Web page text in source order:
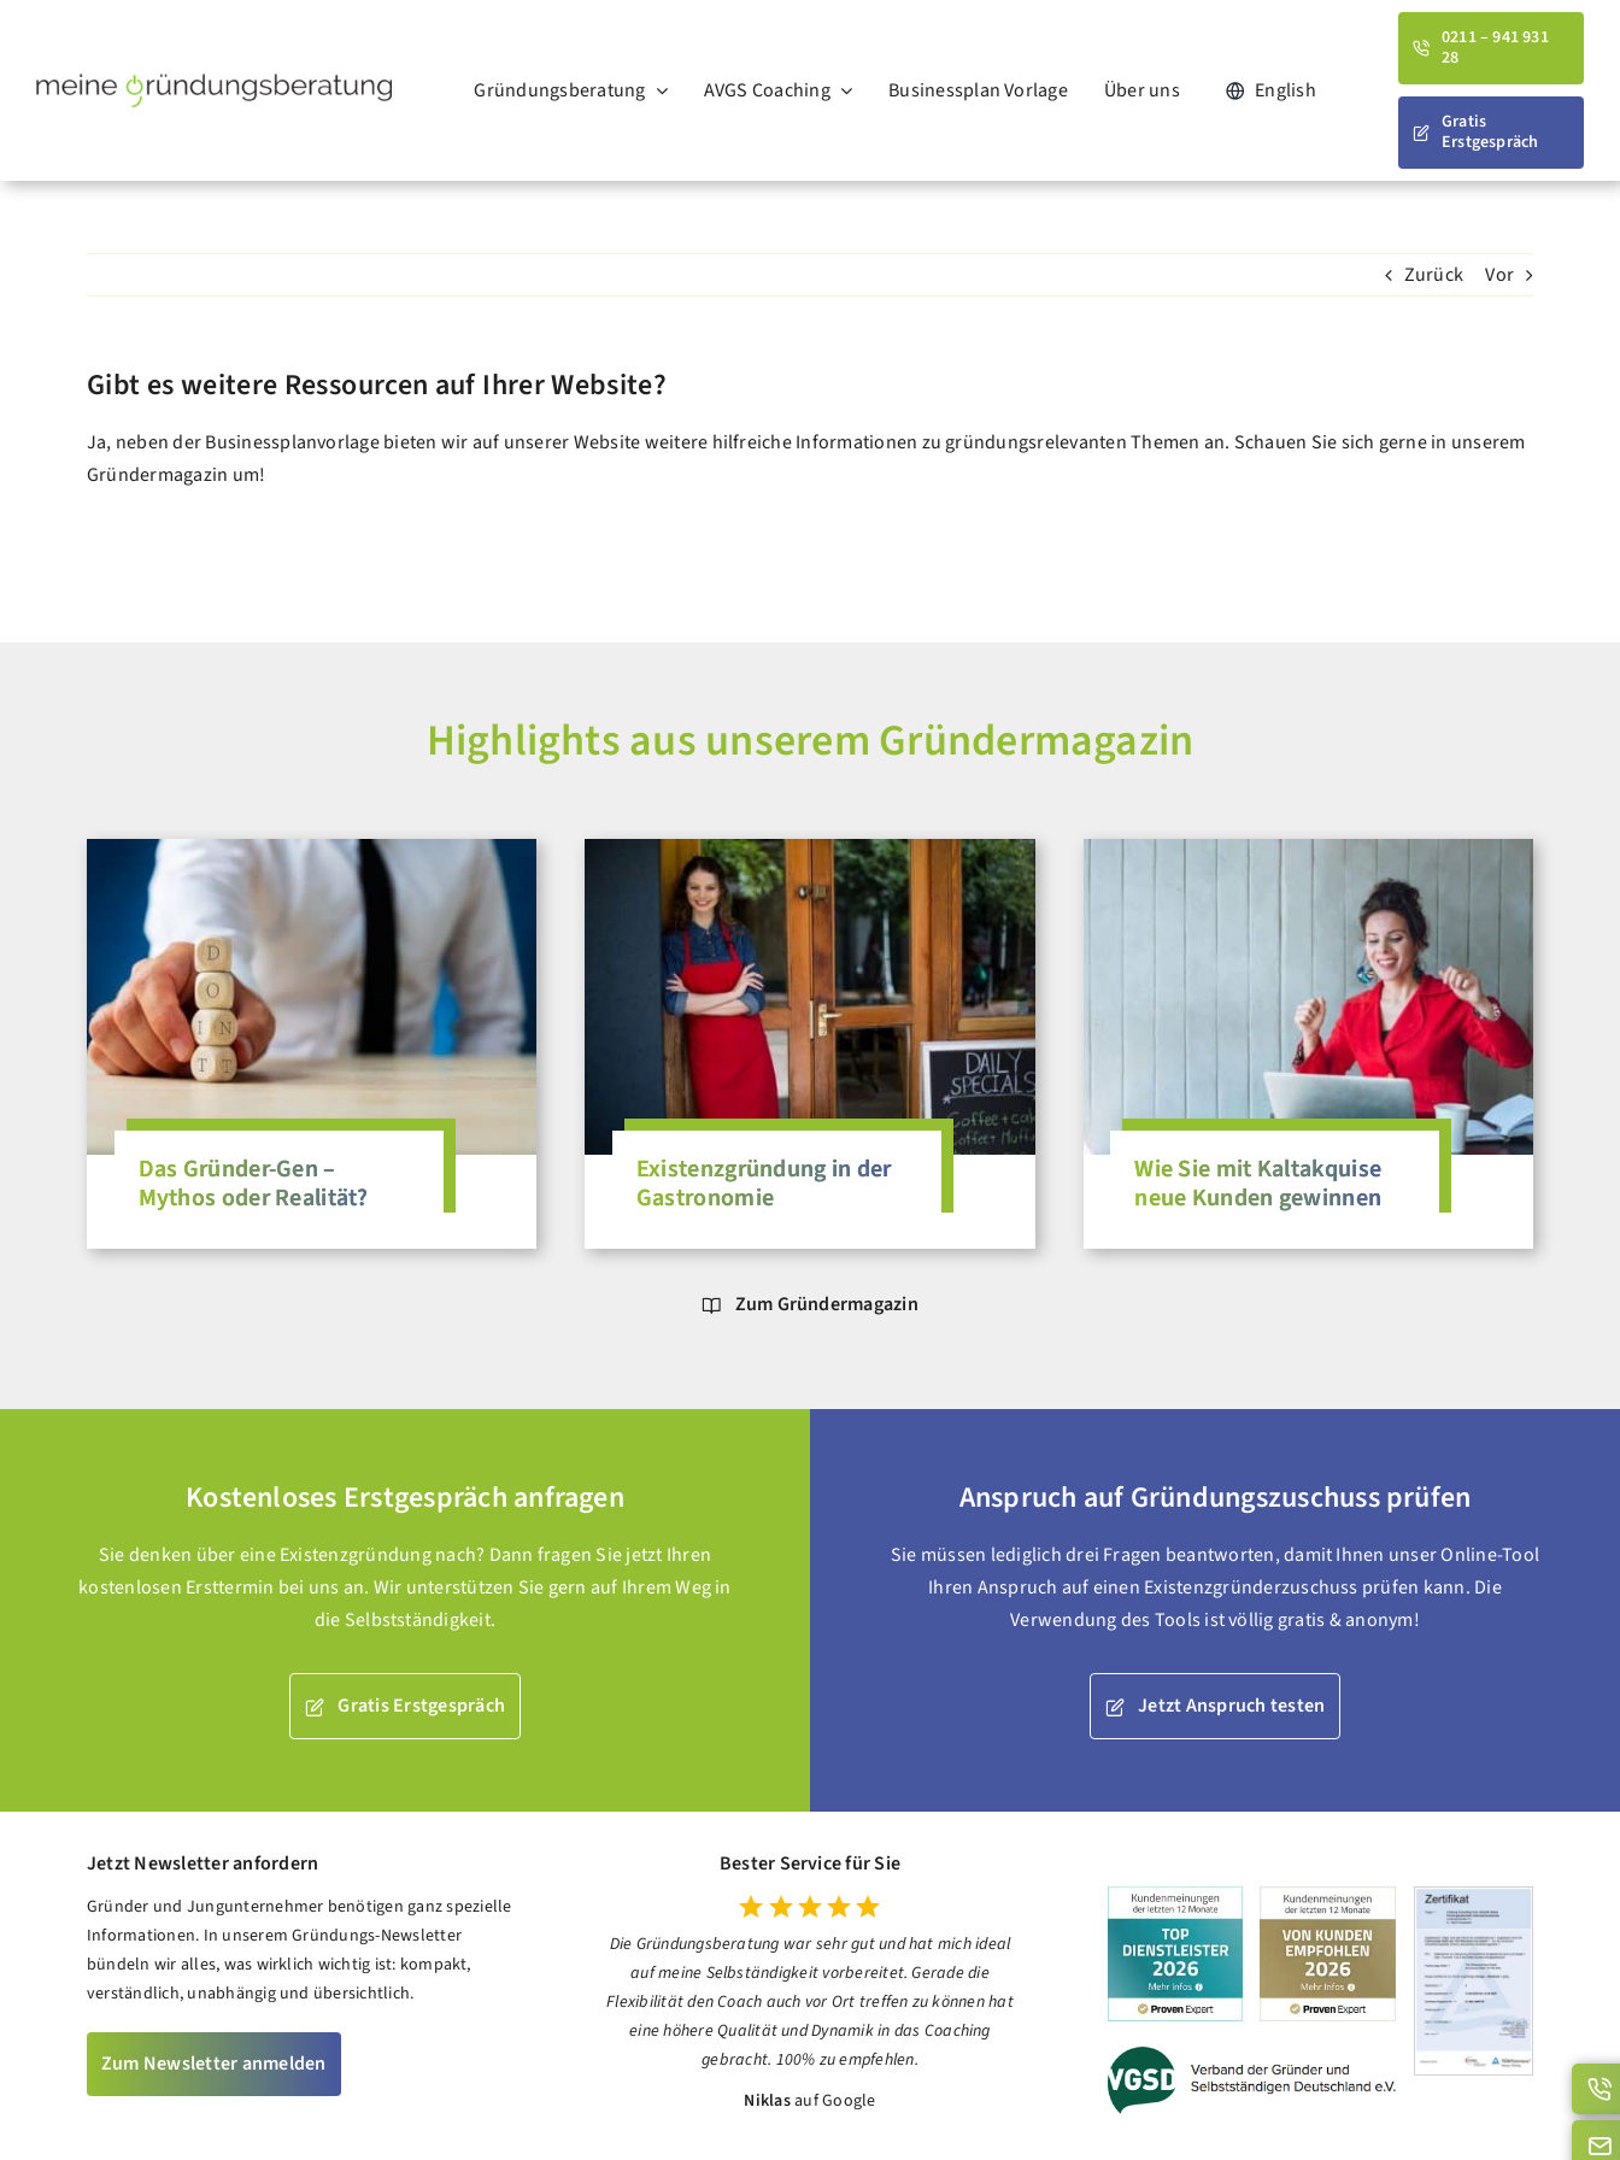
content
Gründungsberatung AVGS Coaching Businessplan Vorlage Über uns English
0211 – 941 931
28
Gratis
Erstgespräch
Zurück Vor
Gibt es weitere Ressourcen auf Ihrer Website?
Ja, neben der Businessplanvorlage bieten wir auf unserer Website weitere hilfreiche Informationen zu gründungsrelevanten Themen an. Schauen Sie sich gerne in unserem
Gründermagazin um!
Highlights aus unserem Gründermagazin
Das Gründer-Gen –
Mythos oder Realität?
Existenzgründung in der
Gastronomie
Wie Sie mit Kaltakquise
neue Kunden gewinnen
Zum Gründermagazin
Kostenloses Erstgespräch anfragen
Sie denken über eine Existenzgründung nach? Dann fragen Sie jetzt Ihren
kostenlosen Ersttermin bei uns an. Wir unterstützen Sie gern auf Ihrem Weg in
die Selbstständigkeit.
Gratis Erstgespräch
Anspruch auf Gründungszuschuss prüfen
Sie müssen lediglich drei Fragen beantworten, damit Ihnen unser Online-Tool
Ihren Anspruch auf einen Existenzgründerzuschuss prüfen kann. Die
Verwendung des Tools ist völlig gratis & anonym!
Jetzt Anspruch testen
Jetzt Newsletter anfordern
Gründer und Jungunternehmer benötigen ganz spezielle
Informationen. In unserem Gründungs-Newsletter
bündeln wir alles, was wirklich wichtig ist: kompakt,
verständlich, unabhängig und übersichtlich.
Zum Newsletter anmelden
Bester Service für Sie
Die Gründungsberatung war sehr gut und hat mich ideal
auf meine Selbständigkeit vorbereitet. Gerade die
Flexibilität den Coach auch vor Ort treffen zu können hat
eine höhere Qualität und Dynamik in das Coaching
gebracht. 100% zu empfehlen.
Niklasauf Google